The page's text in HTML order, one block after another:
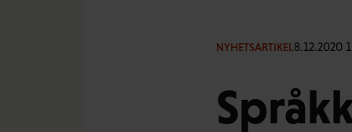
NYHETSARTIKEL8.12.2020